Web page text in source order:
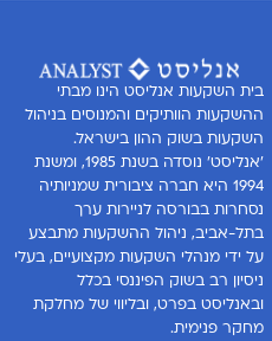
בית השקעות אנליסט הינו מבתי
ההשקעות הוותיקים והמנוסים בניהול
השקעות בשוק ההון בישראל.
'אנליסט' נוסדה בשנת 1985, ומשנת
1994 היא חברה ציבורית שמניותיה
נסחרות בבורסה לניירות ערך
בתל-אביב, ניהול ההשקעות מתבצע
על ידי מנהלי השקעות מקצועיים, בעלי
ניסיון רב בשוק הפיננסי בכלל
ובאנליסט בפרט, ובליווי של מחלקת
מחקר פנימית.